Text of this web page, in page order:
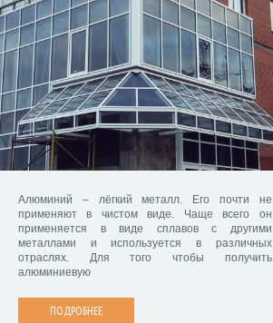
Алюминий – лёгкий металл. Его почти не
применяют в чистом виде. Чаще всего он
применяется в виде сплавов с другими
металлами и используется в различных
отраслях. Для того чтобы получить
алюминиевую
ПОДРОБНЕЕ